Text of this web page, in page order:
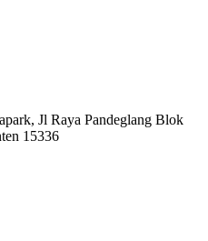
Jl Raya Pandeglang Blok
15336